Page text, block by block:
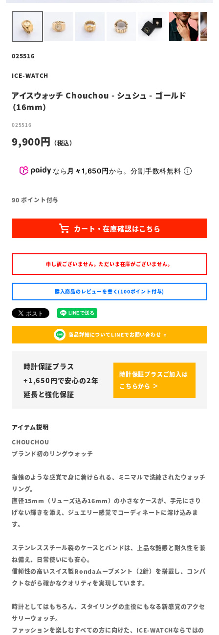
025516
ICE-WATCH
アイスウォッチ Chouchou - シュシュ - ゴールド
（16mm）
025516
9,900
なら 月々1,650円から。分割手数料無料
90 ポイント付与
申し訳ございません。ただいま在庫がございません。
購入商品のレビューを書く(100ポイント付与)
商品詳細についてLINEでお問い合わせ
時計保証プラス
+1,650円で安心の2年
延長と強化保証
時計保証プラスご加入は
こちらから ＞
CHOUCHOU
ブランド初のリングウォッチ
指輪のような感覚で身に着けられる、ミニマルで洗練されたウォッチ
リング。
直径15mm（リューズ込み16mm）の小さなケースが、手元にさり
げない輝きを添え、ジュエリー感覚でコーディネートに溶け込みま
す。
ステンレススチール製のケースとバンドは、上品な艶感と耐久性を兼
ね備え、日常使いにも安心。
信頼性の高いスイス製Rondaムーブメント（2針）を搭載し、コンパ
クトながら確かなクオリティを実現しています。
時計としてはもちろん、スタイリングの主役にもなる新感覚のアクセ
サリーウォッチ。
ファッションを楽しむすべての方に向けた、ICE-WATCHならではの